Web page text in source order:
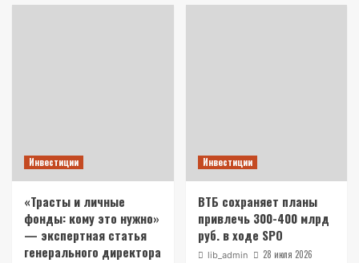
Инвестиции
«Трасты и личные
фонды: кому это нужно»
— экспертная статья
генерального директора
Инвестиции
ВТБ сохраняет планы
привлечь 300-400 млрд
руб. в ходе SPO
lib_admin 28 июля 2026